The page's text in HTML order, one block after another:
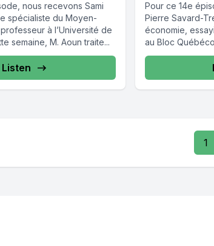
nous recevons Sami
spécialiste du Moyen-
à l’Université de
semaine, M. Aoun traite...
Listen
Pour ce 14e
Pierre Savard-
économie,
au Bloc
analyse la
1